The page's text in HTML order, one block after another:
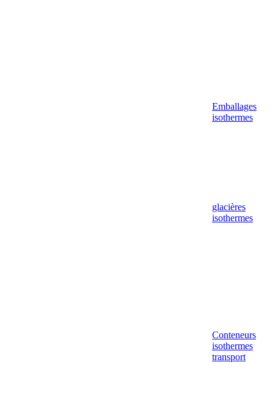
Emballages
isothermes
glacières
isothermes
Conteneurs
isothermes
transport